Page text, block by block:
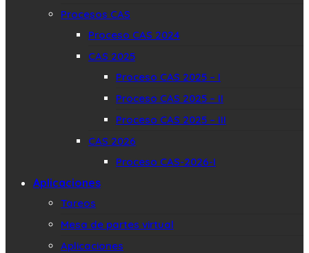
Procesos CAS
Proceso CAS 2024
CAS 2025
Proceso CAS 2025 – I
Proceso CAS 2025 – II
Proceso CAS 2025 – III
CAS 2026
Proceso CAS-2026-I
Aplicaciones
Tareos
Mesa de partes virtual
Aplicaciones